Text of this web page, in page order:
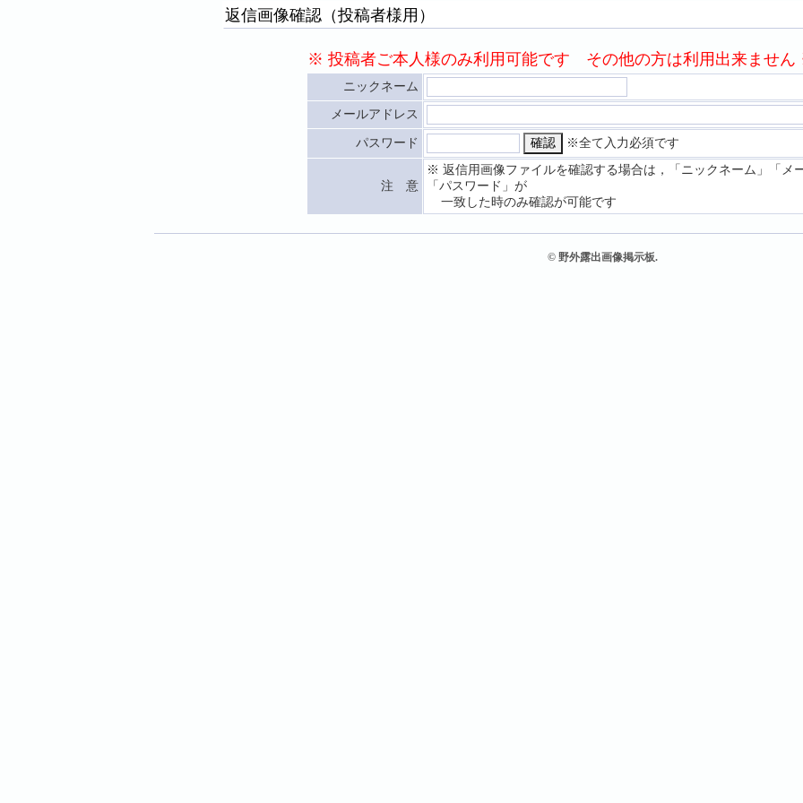
返信画像確認（投稿者様用）
※ 投稿者ご本人様のみ利用可能です その他の方は利用出来ませ
ニックネーム
メールアドレス
パスワード ※全て入力必須です
注 意
※ 返信用画像ファイルを確認する場合は，「ニックネーム」「メ
「パスワード」が
一致した時のみ確認が可能です
© 野外露出画像掲示板.